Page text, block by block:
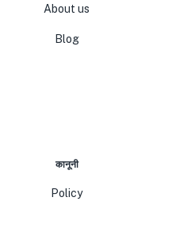
About us
Blog
कानूनी
Policy